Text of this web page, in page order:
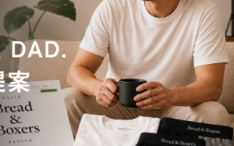
御用鞋廠Menghi之自創品牌，
經驗，更是以100%義大利製
低調奢華品牌！不僅在原料上講
思維，是你不可不認識的優質品